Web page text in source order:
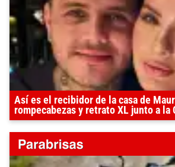
Así es el recibidor de la casa de
rompecabezas y retrato XL junto a la